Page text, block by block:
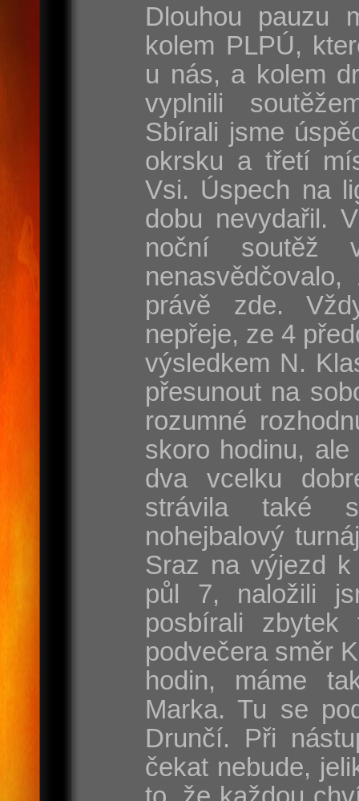
Dlouhou pauzu
kolem PLPÚ,
u nás, a kolem
vyplnili
Sbírali jsme
okrsku a třetí
Vsi. Úspech na
dobu nevydařil.
noční soutěž
právě zde.
nepřeje, ze 4
výsledkem N.
přesunout na
rozumné
skoro hodinu,
dva vcelku
strávila také
nohejbalový
Sraz na výjezd
půl 7, naložili
posbírali
podvečera směr
hodin, máme
Marka. Tu se
Drunčí. Při
čekat nebude,